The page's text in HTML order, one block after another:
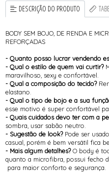
DESCRIÇÃO DO PRODUTO
BODY SEM BOJO, DE RENDA E
REFORÇADAS
- Quanto posso lucrar vendendo
- Qual o estilo de quem vai curtir?
maravilhoso, sexy e confortável.
- Qual a composição do tecido?
elastano.
- Qual o tipo de bojo e a sua
esse motivo é super confortável
- Quais cuidados devo ter com a
sombra, usar sabão neutro.
- Sugestão de look? Pode ser
casual, porém é bem versátil fica
- Mais algum detalhes?O body é
quanto a microfibra, possui fecho
para maior conforto e segurança.